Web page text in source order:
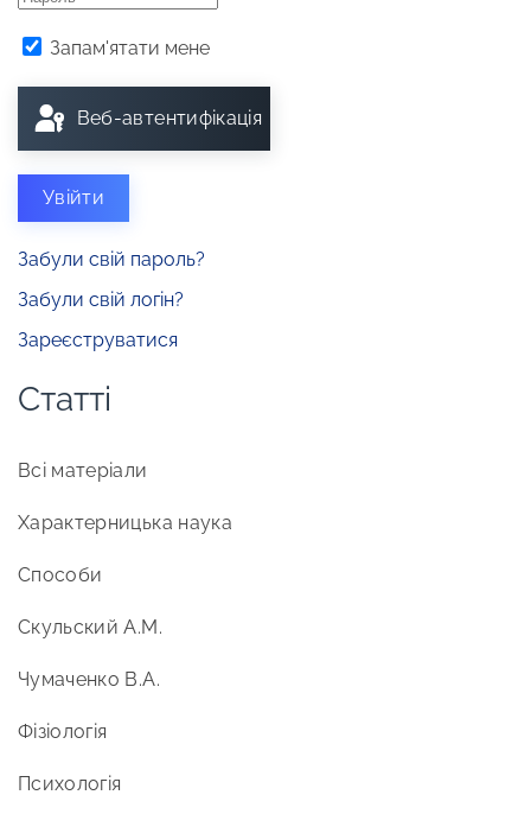
Запам'ятати мене
Веб-автентифікація
Увійти
Забули свій пароль?
Забули свій логін?
Зареєструватися
Статті
Всі матеріали
Характерницька наука
Способи
Скульский А.М.
Чумаченко В.А.
Фізіологія
Психологія